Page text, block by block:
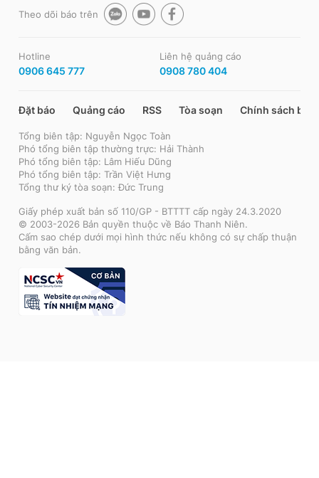
Theo dõi báo trên
Hotline
0906 645 777
Liên hệ quảng cáo
0908 780 404
Đặt báo Quảng cáo RSS Tòa soạn Chính sách bảo
Tổng biên tập: Nguyễn Ngọc Toàn
Phó tổng biên tập thường trực: Hải Thành
Phó tổng biên tập: Lâm Hiếu Dũng
Phó tổng biên tập: Trần Việt Hưng
Tổng thư ký tòa soạn: Đức Trung
Giấy phép xuất bản số 110/GP - BTTTT cấp ngày 24.3.2020
© 2003-2026 Bản quyền thuộc về Báo Thanh Niên.
Cấm sao chép dưới mọi hình thức nếu không có sự chấp thuận
bằng văn bản.